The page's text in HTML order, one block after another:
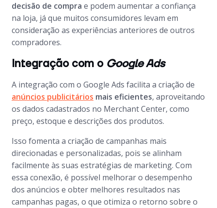
decisão de compra e podem aumentar a confiança
na loja, já que muitos consumidores levam em
consideração as experiências anteriores de outros
compradores.
Integração com oGoogle Ads
A integração com o Google Ads facilita a criação de
anúncios publicitários mais eficientes, aproveitando
os dados cadastrados no Merchant Center, como
preço, estoque e descrições dos produtos.
Isso fomenta a criação de campanhas mais
direcionadas e personalizadas, pois se alinham
facilmente às suas estratégias de marketing. Com
essa conexão, é possível melhorar o desempenho
dos anúncios e obter melhores resultados nas
campanhas pagas, o que otimiza o retorno sobre o